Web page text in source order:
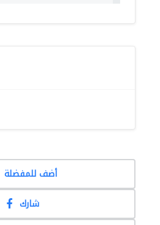
أضف للمفضلة
شارك